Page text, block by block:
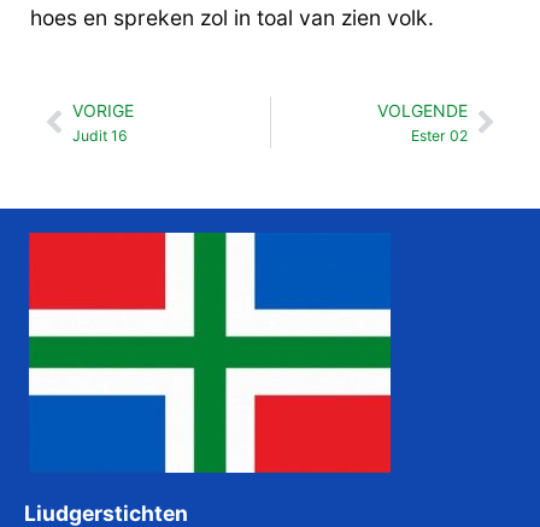
hoes en spreken zol in toal van zien volk.
Vorige
VORIGE
Judit 16
VOLGENDE
Ester 02
Liudgerstichten